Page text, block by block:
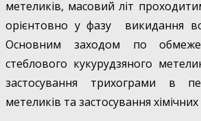
метеликів, масовий літ
орієнтовно у фазу викидання
Основним заходом по
стеблового кукурудзяного
застосування трихограми в
метеликів та застосування